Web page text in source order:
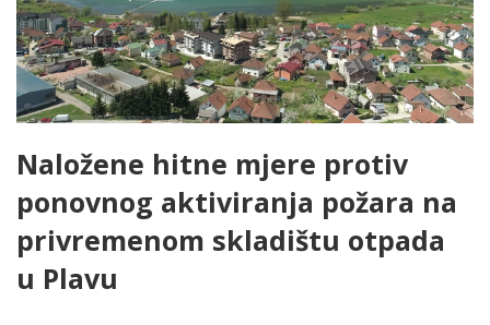
Naložene hitne mjere protiv
ponovnog aktiviranja požara na
privremenom skladištu otpada
u Plavu